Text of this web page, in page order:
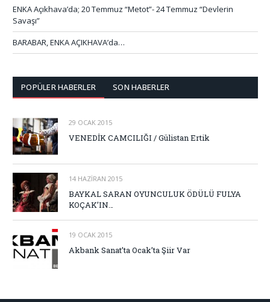
ENKA Açıkhava’da; 20 Temmuz “Metot”- 24 Temmuz “Devlerin
Savaşı”
BARABAR, ENKA AÇIKHAVA’da…
POPÜLER HABERLER SON HABERLER
29 OCAK 2015
VENEDİK CAMCILIĞI / Gülistan Ertik
14 HAZIRAN 2015
BAYKAL SARAN OYUNCULUK ÖDÜLÜ FULYA
KOÇAK’IN…
19 OCAK 2015
Akbank Sanat’ta Ocak’ta Şiir Var